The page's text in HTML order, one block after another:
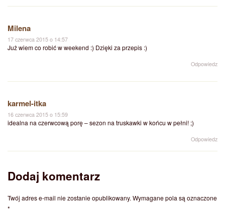
Milena
17 czerwca 2015 o 14:57
Już wiem co robić w weekend :) Dzięki za przepis :)
Odpowiedz
karmel-itka
16 czerwca 2015 o 15:59
idealna na czerwcową porę – sezon na truskawki w końcu w pełni! ;)
Odpowiedz
Dodaj komentarz
Twój adres e-mail nie zostanie opublikowany. Wymagane pola są oznaczone
*